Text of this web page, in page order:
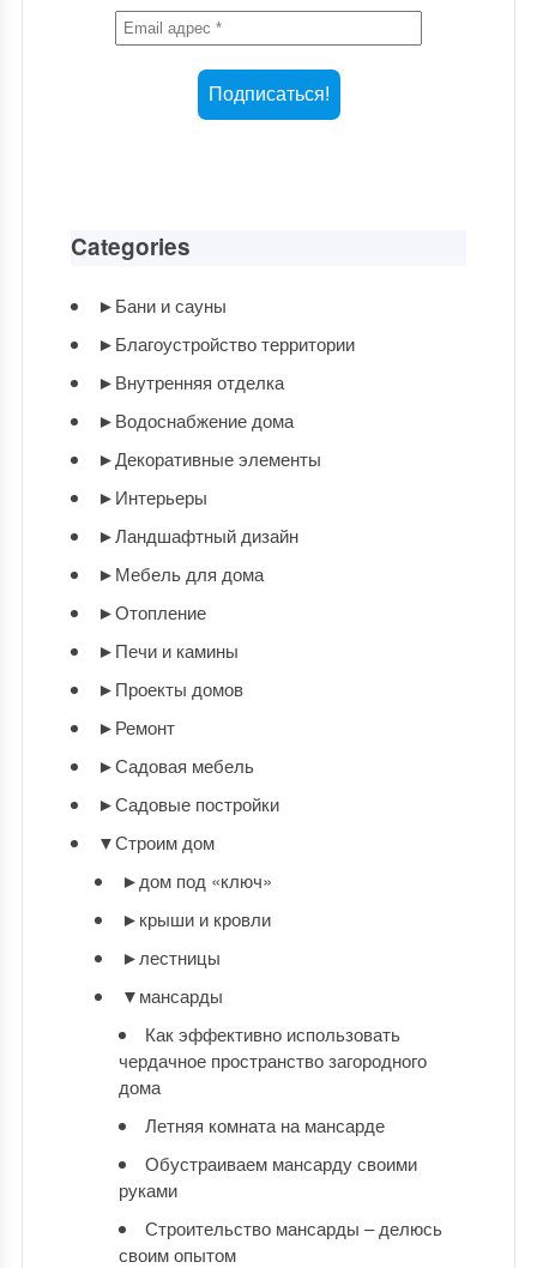
Categories
►Бани и сауны
►Благоустройство территории
►Внутренняя отделка
►Водоснабжение дома
►Декоративные элементы
►Интерьеры
►Ландшафтный дизайн
►Мебель для дома
►Отопление
►Печи и камины
►Проекты домов
►Ремонт
►Садовая мебель
►Садовые постройки
▼Строим дом
►дом под «ключ»
►крыши и кровли
►лестницы
▼мансарды
Как эффективно использовать
чердачное пространство загородного
дома
Летняя комната на мансарде
Обустраиваем мансарду своими
руками
Строительство мансарды – делюсь
своим опытом